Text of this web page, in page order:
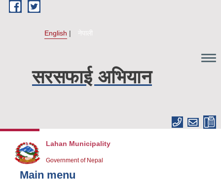
Skip to main content
English नेपाली
सरसफाई अभियान
Lahan Municipality
Government of Nepal
Main menu